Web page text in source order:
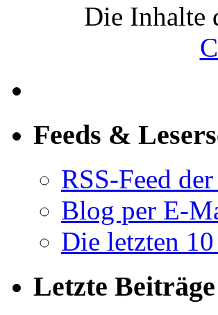
Die Inhalte
Feeds &
RSS-Feed
Blog per E-
Die letzten
Letzte Beiträge